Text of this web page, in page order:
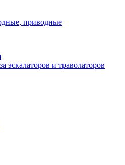
приводные
эскалаторов и траволаторов